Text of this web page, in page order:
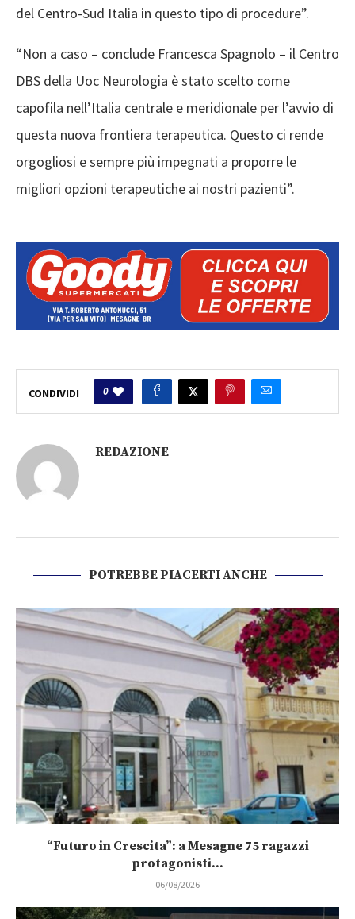
del Centro-Sud Italia in questo tipo di procedure”.
“Non a caso – conclude Francesca Spagnolo – il Centro
DBS della Uoc Neurologia è stato scelto come
capofila nell’Italia centrale e meridionale per l’avvio di
questa nuova frontiera terapeutica. Questo ci rende
orgogliosi e sempre più impegnati a proporre le
migliori opzioni terapeutiche ai nostri pazienti”.
CONDIVIDI 0
REDAZIONE
POTREBBE PIACERTI ANCHE
“Futuro in Crescita”: a Mesagne 75 ragazzi
protagonisti...
06/08/2026